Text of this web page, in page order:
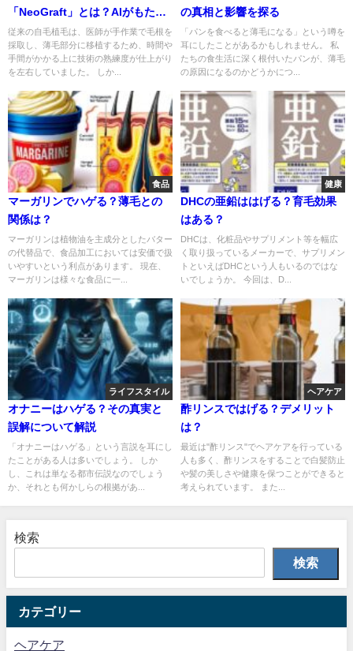
「NeoGraft」とは？AIがもたら
す自毛植毛の革新
従来の自毛植毛は、医師が手作業で毛根を
採取し、薄毛部分に移植するため、時間や
手間がかかる上に技術の熟練度が仕上がり
を左右していました。 しか...
の真相と影響を探る
「パンを食べると薄毛になる」という噂を
耳にしたことがあるかもしれません。 私
たちの食生活に深く根付いたパンが、薄毛
の原因になるのかどうかにつ...
食品
マーガリンでハゲる？薄毛との
関係は？
マーガリンは植物油を主成分としたバター
の代替品で、食品加工においては安価で扱
いやすいという利点があります。 現在、
マーガリンは様々な食品に一...
健康
DHCの亜鉛ははげる？育毛効果
はある？
DHCは、化粧品やサプリメント等を幅広
く取り扱っているメーカーで、サプリメン
トといえばDHCという人もいるのではな
いでしょうか。 今回は、D...
ライフスタイル
オナニーはハゲる？その真実と
誤解について解説
「オナニーはハゲる」という言説を耳にし
たことがある人は多いでしょう。 しか
し、これは単なる都市伝説なのでしょう
か、それとも何かしらの根拠があ...
ヘアケア
酢リンスではげる？デメリット
は？
最近は"酢リンス"でヘアケアを行っている
人も多く、酢リンスをすることで白髪防止
や髪の美しさや健康を保つことができると
考えられています。 また...
検索
検索
カテゴリー
ヘアケア